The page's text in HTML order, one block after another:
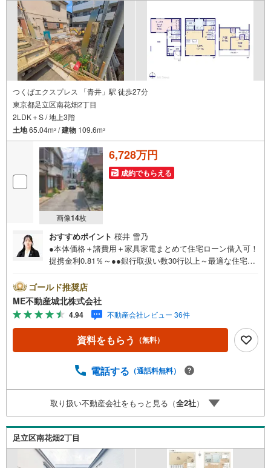
つくばエクスプレス 「青井」駅 徒歩27分
東京都足立区南花畑2丁目
2LDK＋S / 地上3階
土地65.04m2 /建物 109.6m2
画像14枚
6,728万円
成約でもらえる
おすすめポイント 桜井 雪乃
●本体価格＋諸費用＋家具家電まとめて住宅ローン借入可！
提携金利0.81％～●●銀行取扱い数30行以上～最適な住宅ロ
多数ございます！（1）勤続年数1ヶ月（2）自己資金0円
（3）産休/育休/契約社員/派遣社員/アルバイト/パート/独
身/自営業/経営者（4）延滞、滞納、個信アウト対応可
（5）収入合算や親子ローン（6）金融機関の借入まとめ
等、家具、家電、引越し費用等おまとめローン（7）永住権
無、持病あり、持ち家残債有でも相談可能●3つの安心サポ
頂けます。2.FPソフトを使用しマイホーム購入の資金計
に安心を提案します。3.どんなに信用のある建築会社でも
ご自分の目で確認することは重要ですよね。弊社は特殊機
材を使用してインスペクションを実施します。
ゴールド推奨店
ME不動産城北株式会社
4.94 不動産会社レビュー 36件
資料をもらう （無料）
電話する （通話料無料）
取り扱い不動産会社をもっと見る（全2社）
足立区南花畑2丁目